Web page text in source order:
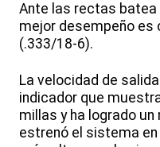
Ante las rectas batea
mejor desempeño es
(.333/18-6).
La velocidad de
indicador que
millas y ha logrado
estrenó el sistema